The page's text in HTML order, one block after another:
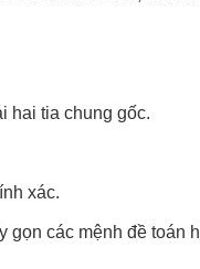
hai tia chung gốc.
xác.
gọn các mệnh đề toán